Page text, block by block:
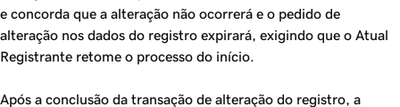
e concorda que a alteração não ocorrerá e o pedido de
alteração nos dados do registro expirará, exigindo que o Atual
Registrante retome o processo do início.
Após a conclusão da transação de alteração do registro, a